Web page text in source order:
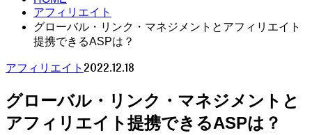
アフィリエイト
グローバル・リンク・マネジメントとアフィリエイト
提携できるASPは？
アフィリエイト 2022.12.18
グローバル・リンク・マネジメントと
アフィリエイト提携できるASPは？